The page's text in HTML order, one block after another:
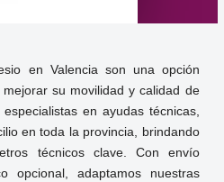
en Valencia son una opción
su movilidad y calidad de
en ayudas técnicas,
en toda la provincia, brindando
técnicos clave. Con envío
opcional, adaptamos nuestras